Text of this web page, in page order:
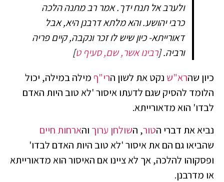
ולערב אל תנח ידך. אמר רב מתנה הלכה
כרבי יהושע. והא מלתא דרבנן היא, אבל
דאורייתא- כיון שיש לו זכר ונקבה, קיים פריה
ורביה.[רבינו אשר, שם, סעיף ט]
כיון שהרא"ש נקט את לשון הרי"ףמילה במילה, יכול
הלומד להסיק שגם לדעתו איסור 'לא טוב היות האדם
לבדו' הוא מדאורייתא.
נביא את דברי הטור, השולחן ערוך והארחות חיים
שהביאו גם הם את איסור 'לא טוב היות האדם לבדו'
ופסקוהו להלכה, אך לא ציינו אם האיסור הוא מדאורייתא
או מדרבנן.